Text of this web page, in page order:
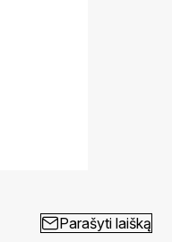
Parašyti laišką